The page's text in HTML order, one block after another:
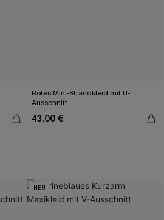
Rotes Mini-Strandkleid mit U-
Ausschnitt
43,00 €
NEU